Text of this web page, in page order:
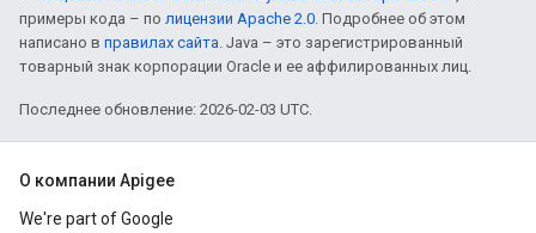
примеры кода – по лицензии Apache 2.0. Подробнее об этом
написано в правилах сайта. Java – это зарегистрированный
товарный знак корпорации Oracle и ее аффилированных лиц.
Последнее обновление: 2026-02-03 UTC.
О компании Apigee
We're part of Google